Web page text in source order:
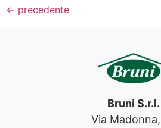
← precedente
Bruni S.r.l.
Via